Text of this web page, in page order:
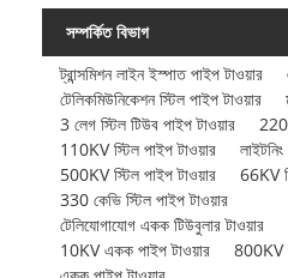
সম্পর্কিত বিভাগ
ট্রান্সমিশন লাইন ইস্পাত পাইপ টাওয়ার
টেলিকমিউনিকেশন স্টিল পাইপ টাওয়ার
3 লেগ স্টিল টিউব পাইপ টাওয়ার
110KV স্টিল পাইপ টাওয়ার
500KV স্টিল পাইপ টাওয়ার
66KV
330 কেভি স্টিল পাইপ টাওয়ার
টেলিযোগাযোগ একক টিউবুলার টাওয়ার
10KV একক পাইপ টাওয়ার
800KV